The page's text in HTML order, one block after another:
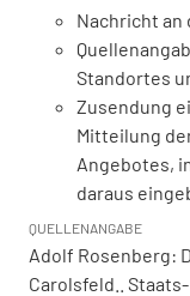
Nachricht
Standortes
Zusendung
Mitteilung
Angebotes,
daraus
QUELLENANGABE
Adolf Rosenberg:
Carolsfeld..